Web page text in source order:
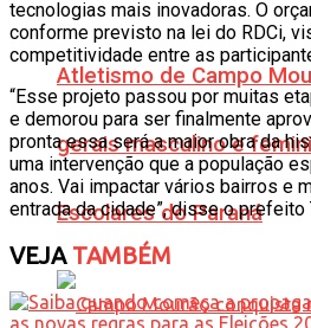
Atletismo de Campo
gerais masculino e
Escolares do Paraná
tecnologias mais inovadoras. O
conforme previsto na lei do RDCi,
competitividade entre as
“Esse projeto passou por muitas
e demorou para ser finalmente
pronta essa será a maior obra da
uma intervenção que a população
anos. Vai impactar vários bairros e
entrada da cidade”, disse o prefeito
VEJATAMBÉM